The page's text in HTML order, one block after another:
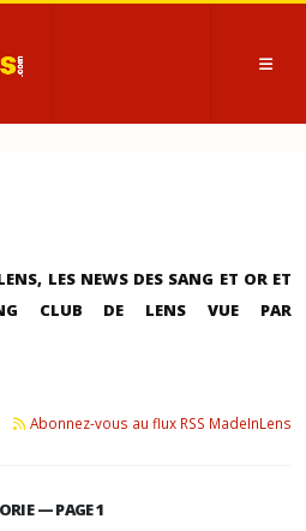
LES NEWS DES SANG ET OR ET
CLUB DE LENS VUE PAR
Abonnez-vous au flux RSS MadeInLens
— PAGE 1